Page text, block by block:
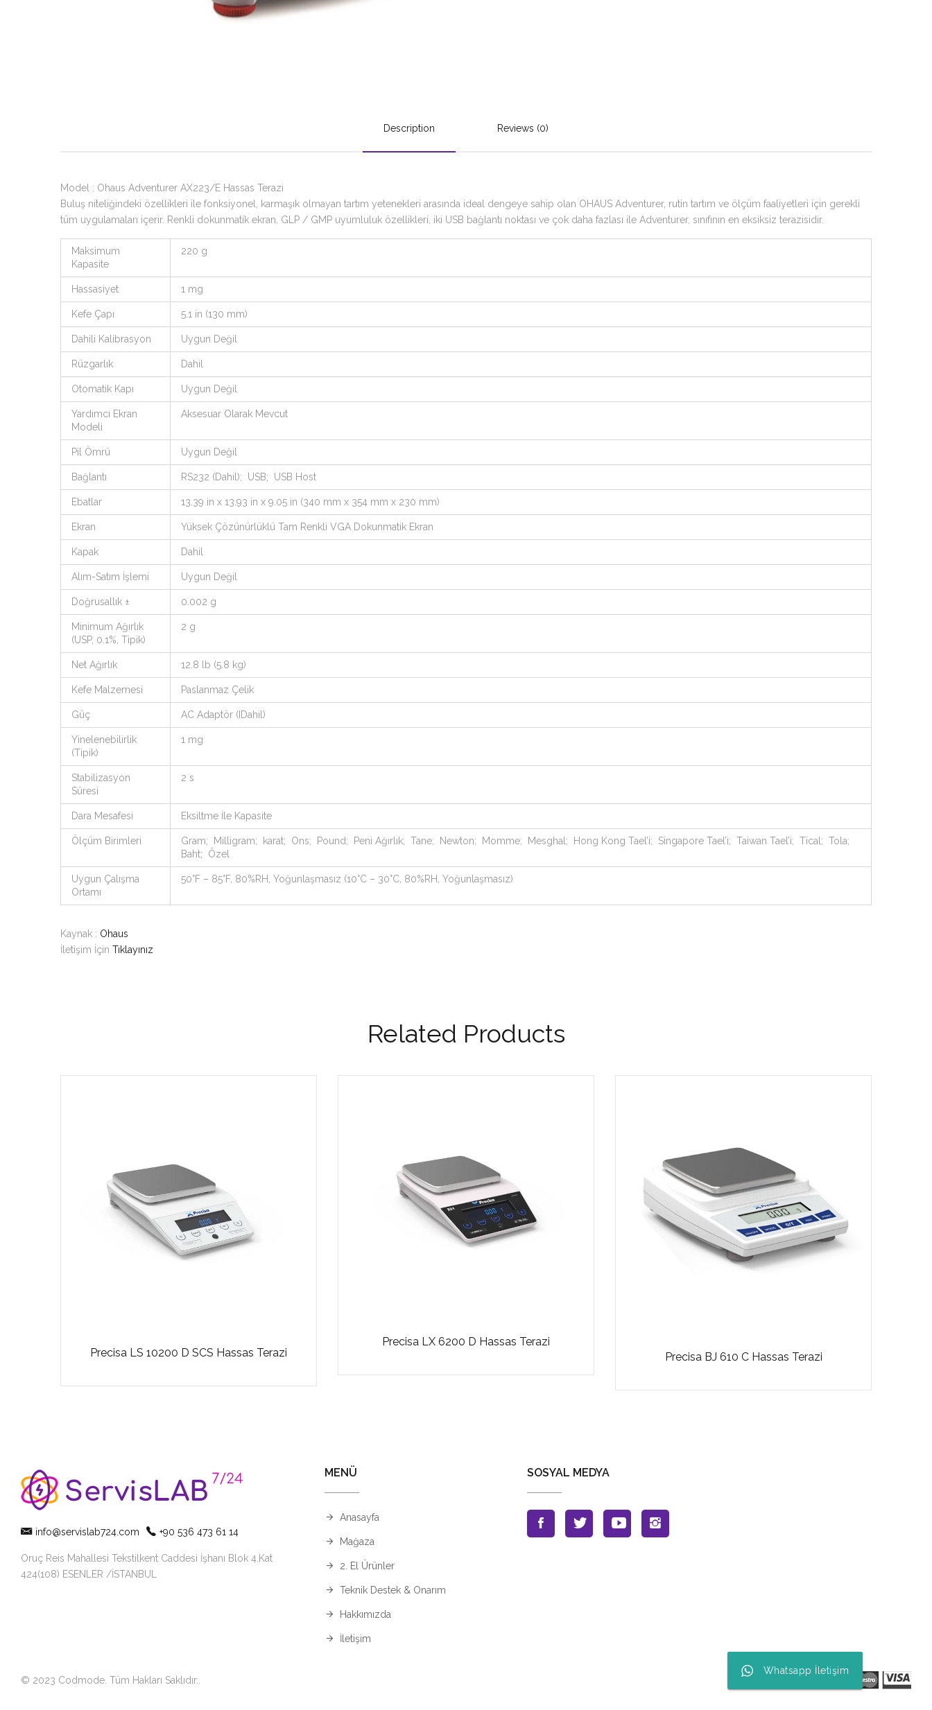
Description Reviews (0)
Model : Ohaus Adventurer AX223/E Hassas Terazi
Buluş niteliğindeki özellikleri ile fonksiyonel, karmaşık olmayan tartım yetenekleri arasında ideal dengeye sahip olan OHAUS Adventurer, rutin tartım ve ölçüm faaliyetleri için gerekli
tüm uygulamaları içerir. Renkli dokunmatik ekran, GLP / GMP uyumluluk özellikleri, iki USB bağlantı noktası ve çok daha fazlası ile Adventurer, sınıfının en eksiksiz terazisidir.
Maksimum
Kapasite
220 g
Hassasiyet 1 mg
Kefe Çapı 5.1 in (130 mm)
Dahili Kalibrasyon Uygun Değil
Rüzgarlık Dahil
Otomatik Kapı Uygun Değil
Yardımcı Ekran
Modeli
Aksesuar Olarak Mevcut
Pil Ömrü Uygun Değil
Bağlantı RS232 (Dahil); USB; USB Host
Ebatlar 13.39 in x 13.93 in x 9.05 in (340 mm x 354 mm x 230 mm)
Ekran Yüksek Çözünürlüklü Tam Renkli VGA Dokunmatik Ekran
Kapak Dahil
Alım-Satım İşlemi Uygun Değil
Doğrusallık ± 0.002 g
Minimum Ağırlık
(USP, 0.1%, Tipik)
2 g
Net Ağırlık 12.8 lb (5.8 kg)
Kefe Malzemesi Paslanmaz Çelik
Güç AC Adaptör (IDahil)
Yinelenebilirlik
(Tipik)
1 mg
Stabilizasyon
Süresi
2 s
Dara Mesafesi Eksiltme İle Kapasite
Ölçüm Birimleri
Gram; Milligram; karat; Ons; Pound; Peni Ağırlık; Tane; Newton; Momme; Mesghal; Hong Kong Tael’i; Singapore Tael’i; Taiwan Tael’i; Tical; Tola;
Baht; Özel
Uygun Çalışma
Ortamı
50°F – 85°F, 80%RH, Yoğunlaşmasız (10°C – 30°C, 80%RH, Yoğunlaşmasız)
Kaynak : Ohaus
İletişim İçin Tıklayınız
Related Products
Precisa LS 10200 D SCS Hassas Terazi
Precisa LX 6200 D Hassas Terazi
Precisa BJ 610 C Hassas Terazi
info@servislab724.com +90 536 473 61 14
Oruç Reis Mahallesi Tekstilkent Caddesi İşhanı Blok 4.Kat
424(108) ESENLER /İSTANBUL
MENÜ
Anasayfa
Mağaza
2. El Ürünler
Teknik Destek & Onarım
Hakkımızda
İletişim
SOSYAL MEDYA
© 2023 Codmode. Tüm Hakları Saklıdır.
Whatsapp İletişim